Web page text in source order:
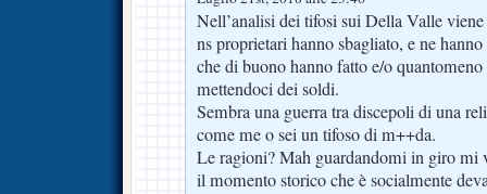
Nell’analisi dei tifosi sui Della Valle
ns proprietari hanno sbagliato, e ne
che di buono hanno fatto e/o
mettendoci dei soldi.
Sembra una guerra tra discepoli di una
come me o sei un tifoso di m++da.
Le ragioni? Mah guardandomi in giro mi
il momento storico che è socialmente